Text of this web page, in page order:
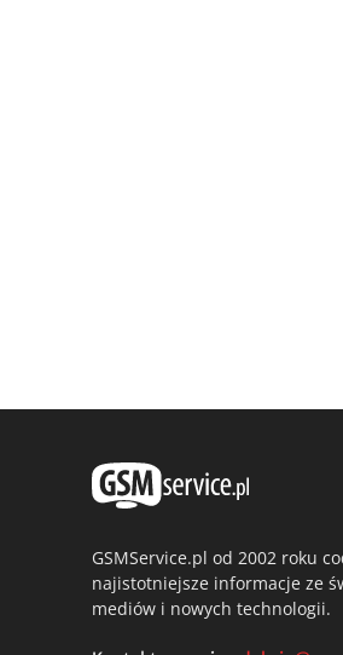
GSMService.pl od 2002 roku
najistotniejsze informacje ze
mediów i nowych technologii.